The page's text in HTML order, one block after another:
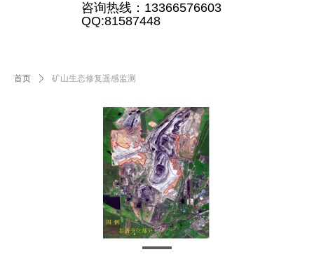
首页关于我们新闻资讯产品服务
增值服务样图及应用
咨询热线：13366576603
QQ:81587448
首页 ꄲ 矿山生态修复遥感监测